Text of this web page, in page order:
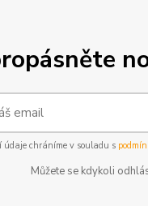
údaje chráníme v souladu s
Můžete se kdykoli